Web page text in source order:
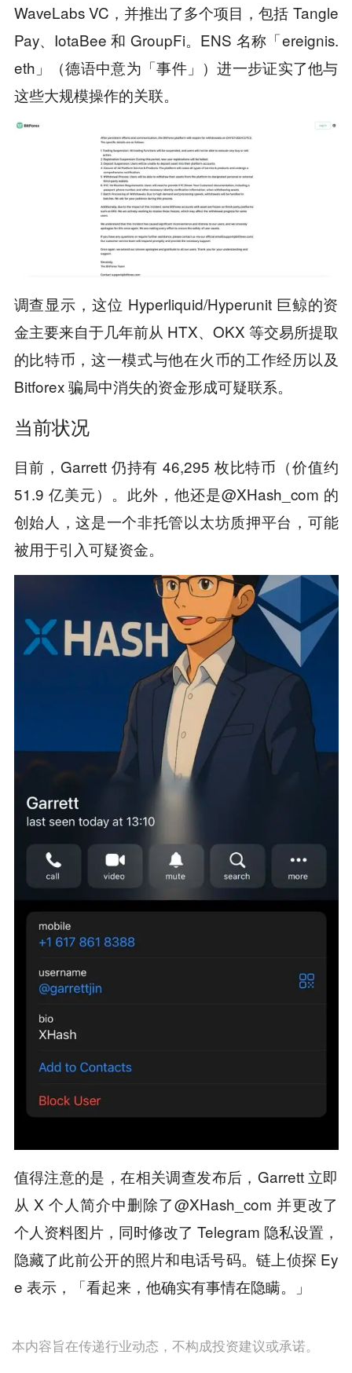
WaveLabs VC，并推出了多个项目，包括 Tangle
Pay、IotaBee 和 GroupFi。ENS 名称「ereignis.
eth」（德语中意为「事件」）进一步证实了他与
这些大规模操作的关联。
调查显示，这位 Hyperliquid/Hyperunit 巨鲸的资
金主要来自于几年前从 HTX、OKX 等交易所提取
的比特币，这一模式与他在火币的工作经历以及
Bitforex 骗局中消失的资金形成可疑联系。
当前状况
目前，Garrett 仍持有 46,295 枚比特币（价值约
51.9 亿美元）。此外，他还是@XHash_com 的
创始人，这是一个非托管以太坊质押平台，可能
被用于引入可疑资金。
值得注意的是，在相关调查发布后，Garrett 立即
从 X 个人简介中删除了@XHash_com 并更改了
个人资料图片，同时修改了 Telegram 隐私设置，
隐藏了此前公开的照片和电话号码。链上侦探 Ey
e 表示，「看起来，他确实有事情在隐瞒。」
本内容旨在传递行业动态，不构成投资建议或承诺。